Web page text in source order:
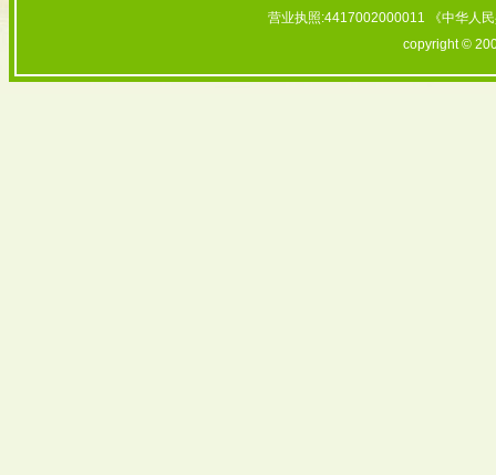
营业执照:4417002000011 《中华人
copyright ©